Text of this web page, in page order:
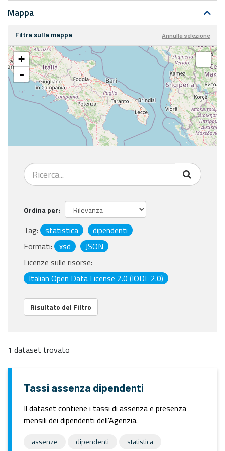
Mappa
Filtra sulla mappa Annulla selezione
+
-
Ordina per
Tag: statistica
dipendenti
Formati:
xsd
JSON
Licenze sulle risorse:
Italian Open Data License 2.0 (IODL 2.0)
Risultato del Filtro
1 dataset trovato
Tassi assenza dipendenti
Il dataset contiene i tassi di assenza e presenza
mensili dei dipendenti dell'Agenzia.
assenze dipendenti statistica